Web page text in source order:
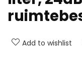
Add to wishlist